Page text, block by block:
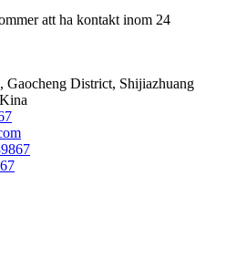
att ha kontakt inom 24
Gaocheng District, Shijiazhuang